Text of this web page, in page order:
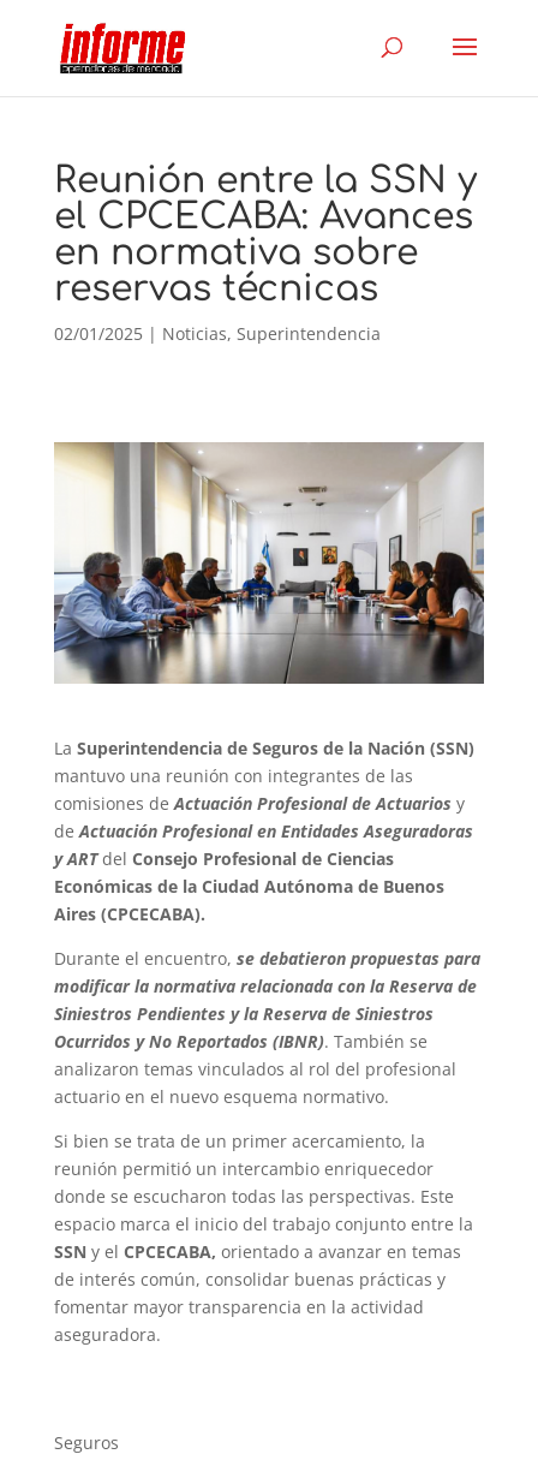
Reunión entre la SSN y
el CPCECABA: Avances
en normativa sobre
reservas técnicas
02/01/2025| Noticias, Superintendencia
La Superintendencia de Seguros de la Nación (SSN)
mantuvo una reunión con integrantes de las
comisiones deActuación Profesional de Actuarios y
deActuación Profesional en Entidades Aseguradoras
y ARTdel Consejo Profesional de Ciencias
Económicas de la Ciudad Autónoma de Buenos
Aires (CPCECABA).
Durante el encuentro, se debatieron propuestas para
modificar la normativa relacionada con la Reserva de
Siniestros Pendientes y la Reserva de Siniestros
Ocurridos y No Reportados (IBNR). También se
analizaron temas vinculados al rol del profesional
actuario en el nuevo esquema normativo.
Si bien se trata de un primer acercamiento, la
reunión permitió un intercambio enriquecedor
donde se escucharon todas las perspectivas. Este
espacio marca el inicio del trabajo conjunto entre la
SSN y el CPCECABA, orientado a avanzar en temas
de interés común, consolidar buenas prácticas y
fomentar mayor transparencia en la actividad
aseguradora.
Seguros